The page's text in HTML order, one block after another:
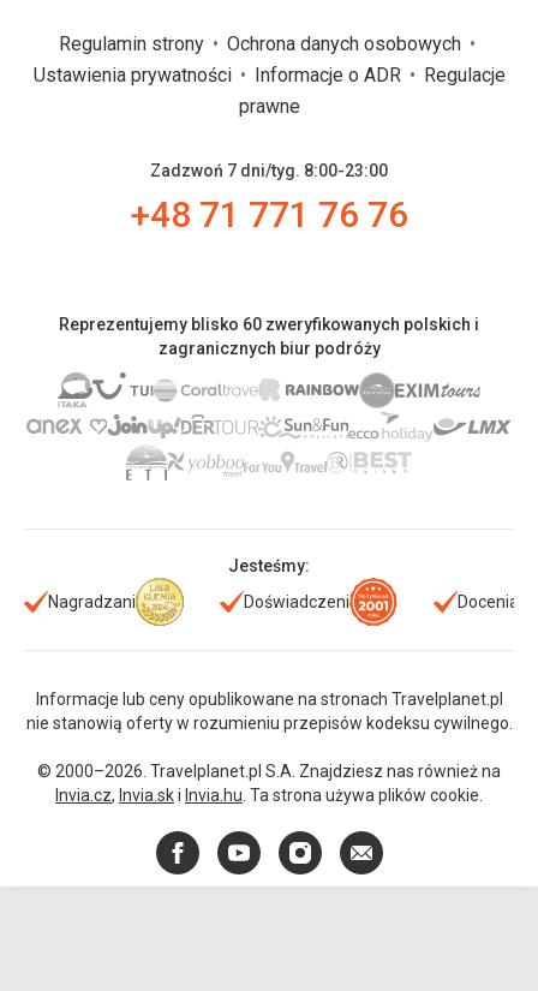
Regulamin strony
Ochrona danych osobowych
Ustawienia prywatności
Informacje o ADR
Regulacje
prawne
Zadzwoń 7 dni/tyg. 8:00-23:00
+48 71 771 76 76
Reprezentujemy blisko 60 zweryfikowanych polskich i
zagranicznych biur podróży
Jesteśmy:
Nagradzani
Doświadczeni Doceniani
Informacje lub ceny opublikowane na stronach Travelplanet.pl
nie stanowią oferty w rozumieniu przepisów kodeksu cywilnego.
© 2000–2026. Travelplanet.pl S.A. Znajdziesz nas również na
Invia.cz, Invia.ski Invia.hu . Ta strona używa plików cookie.
FacebookYouTubeInstagram
E-
mail